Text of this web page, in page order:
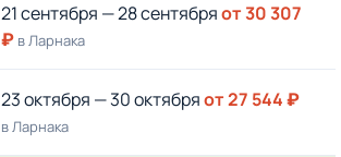
21 сентября — 28 сентябряот 30 307
₽ в Ларнака
23 октября — 30 октябряот 27 544 ₽
в Ларнака